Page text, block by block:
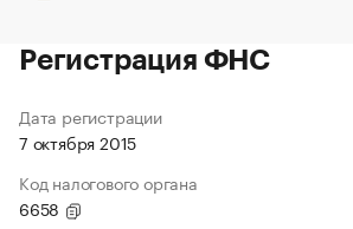
Регистрация ФНС
Дата регистрации
7 октября 2015
Код налогового органа
6658